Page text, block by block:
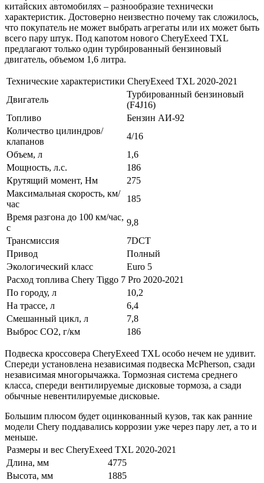
китайских автомобилях – разнообразие технически
характеристик. Достоверно неизвестно почему так сложилось,
что покупатель не может выбрать агрегаты или их может быть
всего пару штук. Под капотом нового CheryExeed TXL
предлагают только один турбированный бензиновый
двигатель, объемом 1,6 литра.
Технические характеристики CheryExeed TXL 2020-2021
Двигатель
Турбированный бензиновый
(F4J16)
Топливо
Бензин АИ-92
Количество цилиндров/
клапанов
4/16
Объем, л
1,6
Мощность, л.с.
186
Крутящий момент, Нм
275
Максимальная скорость, км/
час
185
Время разгона до 100 км/час,
с
9,8
Трансмиссия
7DCT
Привод
Полный
Экологический класс
Euro 5
Расход топлива Chery Tiggo 7 Pro 2020-2021
По городу, л
10,2
На трассе, л
6,4
Смешанный цикл, л
7,8
Выброс СО2, г/км
186
Подвеска кроссовера CheryExeed TXL особо нечем не удивит.
Спереди установлена независимая подвеска McPherson, сзади
независимая многорычажка. Тормозная система среднего
класса, спереди вентилируемые дисковые тормоза, а сзади
обычные невентилируемые дисковые.
Большим плюсом будет оцинкованный кузов, так как ранние
модели Chery поддавались коррозии уже через пару лет, а то и
меньше.
Размеры и вес CheryExeed TXL 2020-2021
Длина, мм
4775
Высота, мм
1885